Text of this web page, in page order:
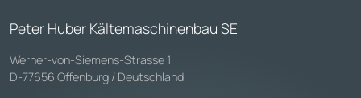
Peter Huber Kältemaschinenbau SE
Werner-von-Siemens-Strasse 1
D-77656 Offenburg / Deutschland